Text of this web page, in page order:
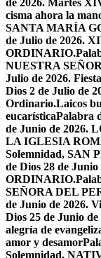
de 2026. Martes
cisma ahora la
SANTA MARÍA
de Julio de 2026.
ORDINARIO.
NUESTRA
Julio de 2026.
Dios 2 de Julio de
Ordinario.Laicos
eucarísticaPalabra
de Junio de 2026.
LA IGLESIA
Solemnidad, SAN
de Dios 28 de
ORDINARIO.
SEÑORA DEL
de Junio de 2026.
Dios 25 de Junio
alegría de
amor y desamor
Solemnidad,